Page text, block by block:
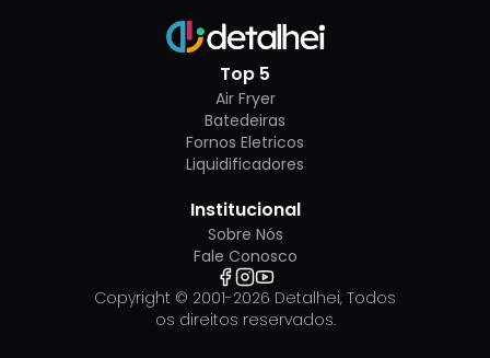
Top 5
Air Fryer
Batedeiras
Fornos Eletricos
Liquidificadores
Institucional
Sobre Nós
Fale Conosco
Copyright © 2001-2026 Detalhei, Todos
os direitos reservados.